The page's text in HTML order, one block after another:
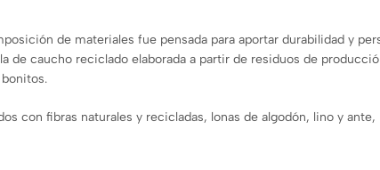
de materiales fue pensada para aportar durabilidad y
de caucho reciclado elaborada a partir de residuos de
con fibras naturales y recicladas, lonas de algodón, lino y